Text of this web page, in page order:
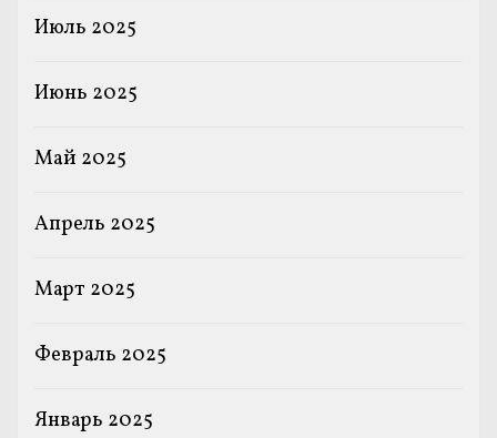
Июль 2025
Июнь 2025
Май 2025
Апрель 2025
Март 2025
Февраль 2025
Январь 2025